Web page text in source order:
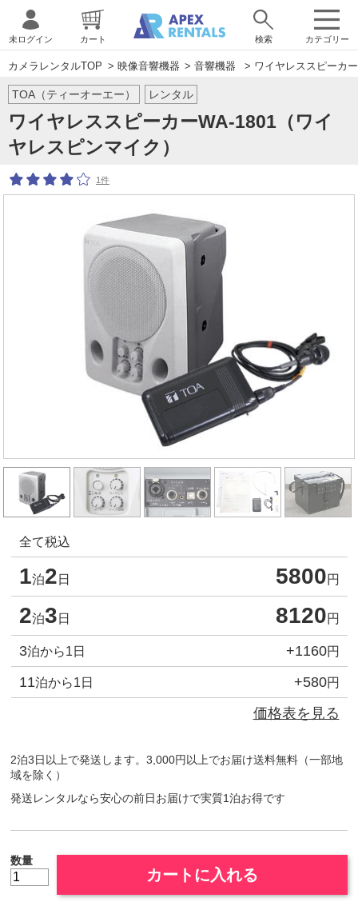
カテゴリー
未ログイン カート 検索
カメラレンタルTOP > 映像音響機器 > 音響機器 > ワイヤレススピーカ
TOA（ティーオーエー）
ワイヤレススピーカーWA-1801（ワイ
ヤレスピンマイク）
レンタル
1件
全て税込
1泊2 日 5800円
2泊3 日 8120円
3泊から1日 +1160円
11泊から1日 +580円
価格表を見る
2泊3日以上で発送します。3,000円以上でお届け送料無料（一部地
域を除く）
発送レンタルなら安心の前日お届けで実質1泊お得です
数量
カートに入れる